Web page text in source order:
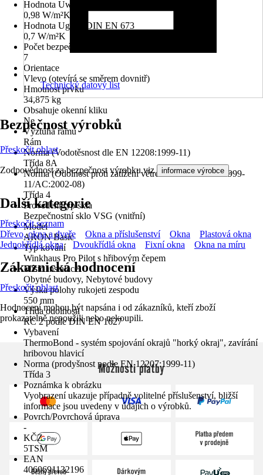
Hodnota Uw dle DIN EN 10077
0,98 W/m²K
Hodnota Ug dle DIN EN 673
0,7 W/m²K
Počet bezpečnostních kotevních plechů
7
Orientace
Vlevo (otevírá se směrem dovnitř)
Hmotnost prvku
34,875 kg
Obsahuje okenní kliku
Ne
Výztuha rámu
Rám
Norma (Vodotěsnost dle EN 12208:1999-11)
Třída 8A
Norma (Odolnost proti zatížení větrem dle EN 12210:1999-
11/AC:2002-08)
Třída 4
Provedení typ skla
Bezpečnostní sklo VSG (vnitřní)
Model
ARON Basic
Typ kování
Winkhaus Pro Pilot s hřibovým čepem
Místo instalace
Obytné budovy, Nebytové budovy
Výška polohy rukojeti zespodu
550 mm
Třída odolnosti
RC 2 podle DIN EN 1627
Vybavení
ThermoBond - systém spojování okrajů "horký okraj", zavírání
hribovou hlavicí
Norma (prodyšnost podle EN 12207:1999-11)
Třída 3
Poznámka k obrázku
Vyobrazení ukazuje případně volitelné příslušenství, bližší
informace jsou uvedeny v údajích o výrobků.
Povrch/Povrchová úprava
-
KČZ
5TSM
EAN
4060691132196
Technický datový list
Bezpečnost výrobků
Přeskočit oblast
Zodpovědnost za bezpečnost výrobku viz informace výrobce .
Další kategorie
Přeskočit seznam
Dřevo, okna a dveře
Okna a příslušenství Okna
Plastová okna
Jednokřídlá okna
Dvoukřídlá okna Fixní okna Okna na míru
Zákaznická hodnocení
Přeskočit oblast
Hodnocení mohou být napsána i od zákazníků, kteří zboží
prokazatelně nepoužili nebo nekoupili.
Možnosti platby